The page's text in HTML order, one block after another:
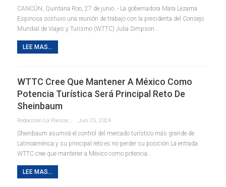
CANCÚN, Quintana Roo, 27 de junio. - La gobernadora Mara Lezama
Espinosa sostuvo una reunión de trabajo con la presidenta del Consejo
Mundial de Viajes y Turismo (WTTC) Julia Simpson…
LEE MAS...
WTTC Cree Que Mantener A México Como
Potencia Turística Será Principal Reto De
Sheinbaum
Redaccion La Pancarta De Quintana Roo Jun 25, 2024
Sheinbaum asumirá el control del mercado turístico más grande de
Latinoamérica y su principal reto es no perder su posición La entrada
WTTC cree que mantener a México como potencia…
LEE MAS...